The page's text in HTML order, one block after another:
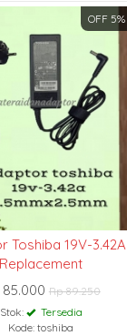
OFF 5%
Toshiba 19V-3.42A
Replacement
85.000 Rp 89.250
Stok:
Tersedia
Kode: toshiba